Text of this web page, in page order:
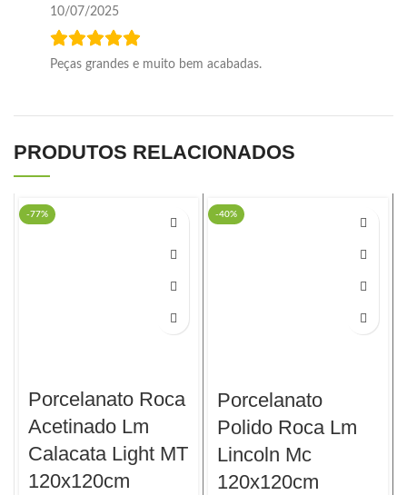
10/07/2025
Peças grandes e muito bem acabadas.
PRODUTOS RELACIONADOS
-77%
Porcelanato Roca
Acetinado Lm
Calacata Light MT
120x120cm
-40%
Porcelanato
Polido Roca Lm
Lincoln Mc
120x120cm